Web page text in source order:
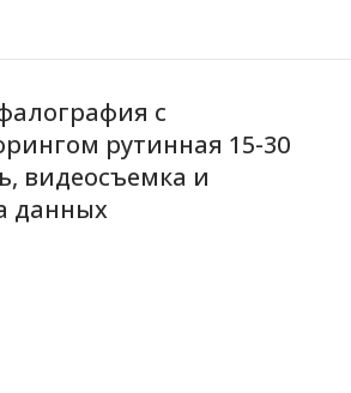
с
рутинная 15-30
видеосъемка и
данных